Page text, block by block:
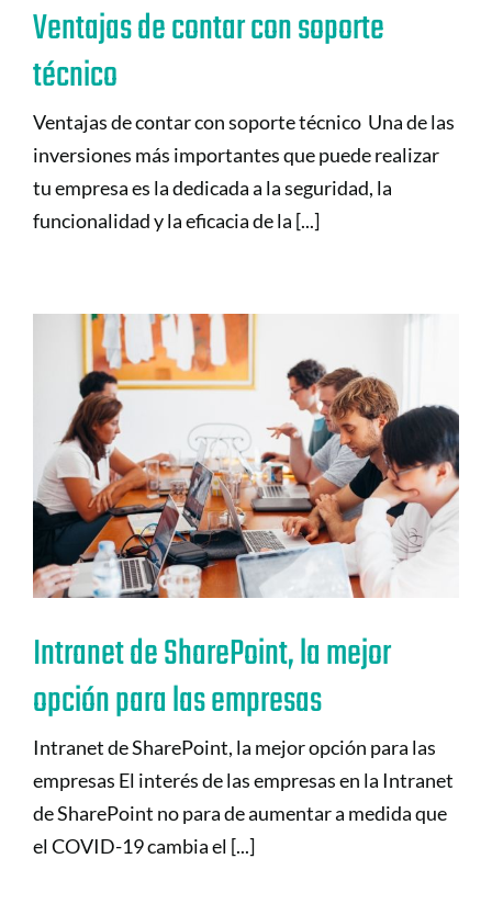
Ventajas de contar con soporte
técnico
Ventajas de contar con soporte técnico Una de las
inversiones más importantes que puede realizar
tu empresa es la dedicada a la seguridad, la
funcionalidad y la eficacia de la [...]
Intranet de SharePoint, la mejor
opción para las empresas
Intranet de SharePoint, la mejor opción para las
empresas El interés de las empresas en la Intranet
de SharePoint no para de aumentar a medida que
el COVID-19 cambia el [...]